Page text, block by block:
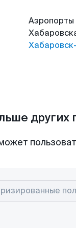
Аэропорты